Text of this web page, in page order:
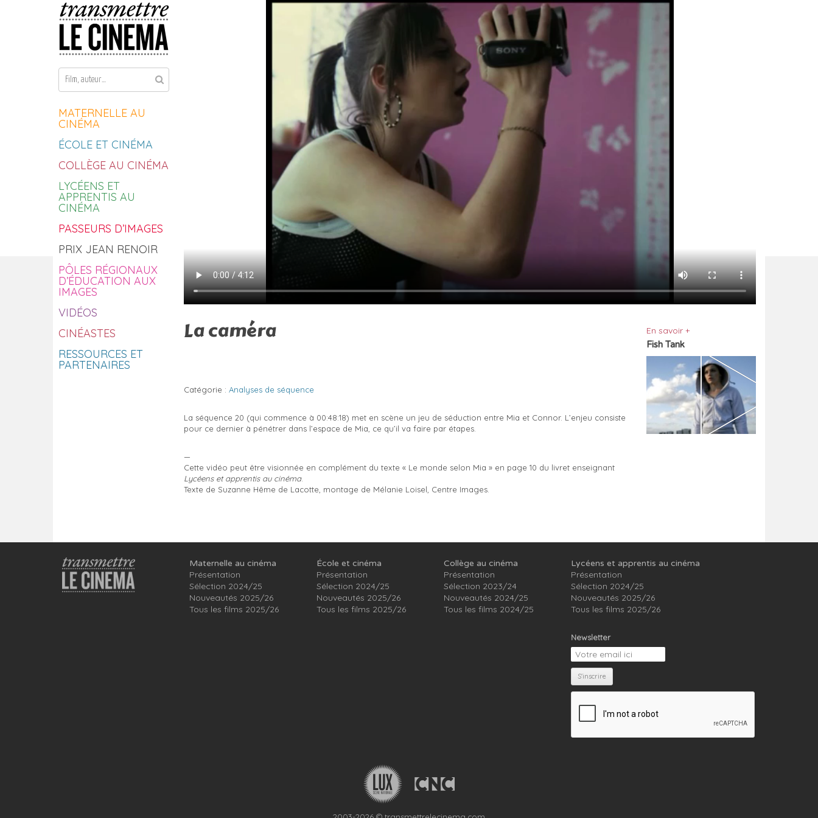
Aller au contenu
MATERNELLE AU
CINÉMA
ÉCOLE ET CINÉMA
COLLÈGE AU CINÉMA
LYCÉENS ET
APPRENTIS AU
CINÉMA
PASSEURS D’IMAGES
PRIX JEAN RENOIR
PÔLES RÉGIONAUX
D’ÉDUCATION AUX
IMAGES
VIDÉOS
CINÉASTES
RESSOURCES ET
PARTENAIRES
La caméra
Catégorie : Analyses de séquence
La séquence 20 (qui commence à 00:48:18) met en scène un jeu de séduction entre Mia et Connor. L’enjeu consiste
pour ce dernier à pénétrer dans l’espace de Mia, ce qu’il va faire par étapes.
—
Cette vidéo peut être visionnée en complément du texte « Le monde selon Mia » en page 10 du livret enseignant
Lycéens et apprentis au cinéma.
Texte de Suzanne Hême de Lacotte, montage de Mélanie Loisel, Centre Images.
En savoir +
Fish Tank
Maternelle au cinéma
Présentation
Sélection 2024/25
Nouveautés 2025/26
Tous les films 2025/26
École et cinéma
Présentation
Sélection 2024/25
Nouveautés 2025/26
Tous les films 2025/26
Collège au cinéma
Présentation
Sélection 2023/24
Nouveautés 2024/25
Tous les films 2024/25
Lycéens et apprentis au cinéma
Présentation
Sélection 2024/25
Nouveautés 2025/26
Tous les films 2025/26
Newsletter